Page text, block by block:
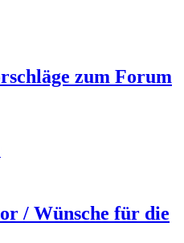
zum Forum
/ Wünsche für die